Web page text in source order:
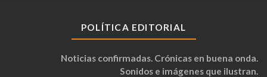
POLÍTICA EDITORIAL
Noticias confirmadas. Crónicas en buena onda.
Sonidos e imágenes que ilustran.